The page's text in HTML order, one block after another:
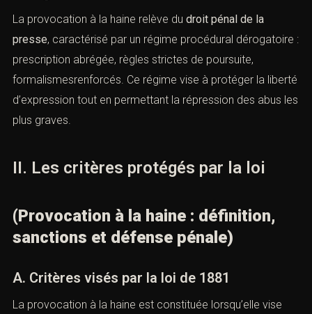
dérogatoire
La provocation à la haine relève dudroit pénal de la
presse, caractérisé par un régime procédural
dérogatoire : prescription abrégée, règles strictes de
poursuite, formalismesrenforcés. Ce régime vise à
protéger la liberté d’expression tout en permettant la
(Provocation à la haine : définition,
A. Critères visés par la loi de 1881